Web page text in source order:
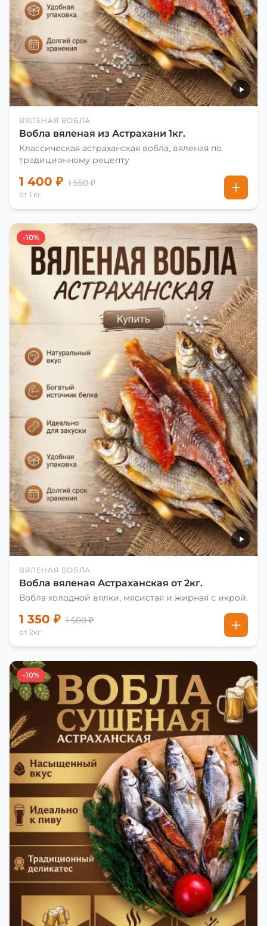
ВЯЛЕНАЯ ВОБЛА
Вобла вяленая из Астрахани 1кг.
Классическая астраханская вобла, вяленая по
традиционному рецепту
1 400 ₽ 1 550 ₽
от 1 кг.
-10%
ВЯЛЕНАЯ ВОБЛА
Вобла вяленая Астраханская от 2кг.
Вобла холодной вялки, мясистая и жирная с икрой.
1 350 ₽ 1 500 ₽
от 2кг
-10%